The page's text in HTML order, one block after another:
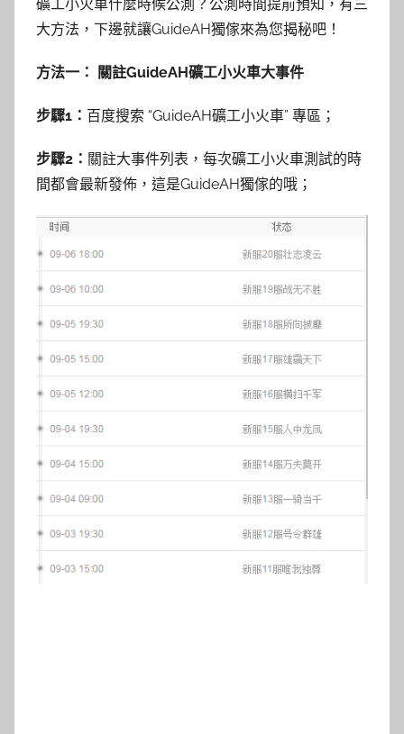
礦工小火車什麼時候公測？公測 時間提前預知，有三
大方法，下邊就讓GuideAH獨傢來為您揭秘吧！
方法一： 關註GuideAH礦工小火車大事件
步驟1： 百度搜索 “GuideAH礦工小火車” 專區 ；
步驟2： 關註大事件列表，每次礦工小火車測試的時
間都會最新發佈，這是GuideAH獨傢的哦；